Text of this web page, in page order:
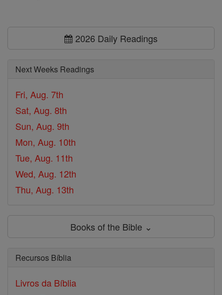
2026 Daily Readings
Next Weeks Readings
Fri, Aug. 7th
Sat, Aug. 8th
Sun, Aug. 9th
Mon, Aug. 10th
Tue, Aug. 11th
Wed, Aug. 12th
Thu, Aug. 13th
Books of the Bible ⌄
Recursos Bíblia
Livros da Bíblia